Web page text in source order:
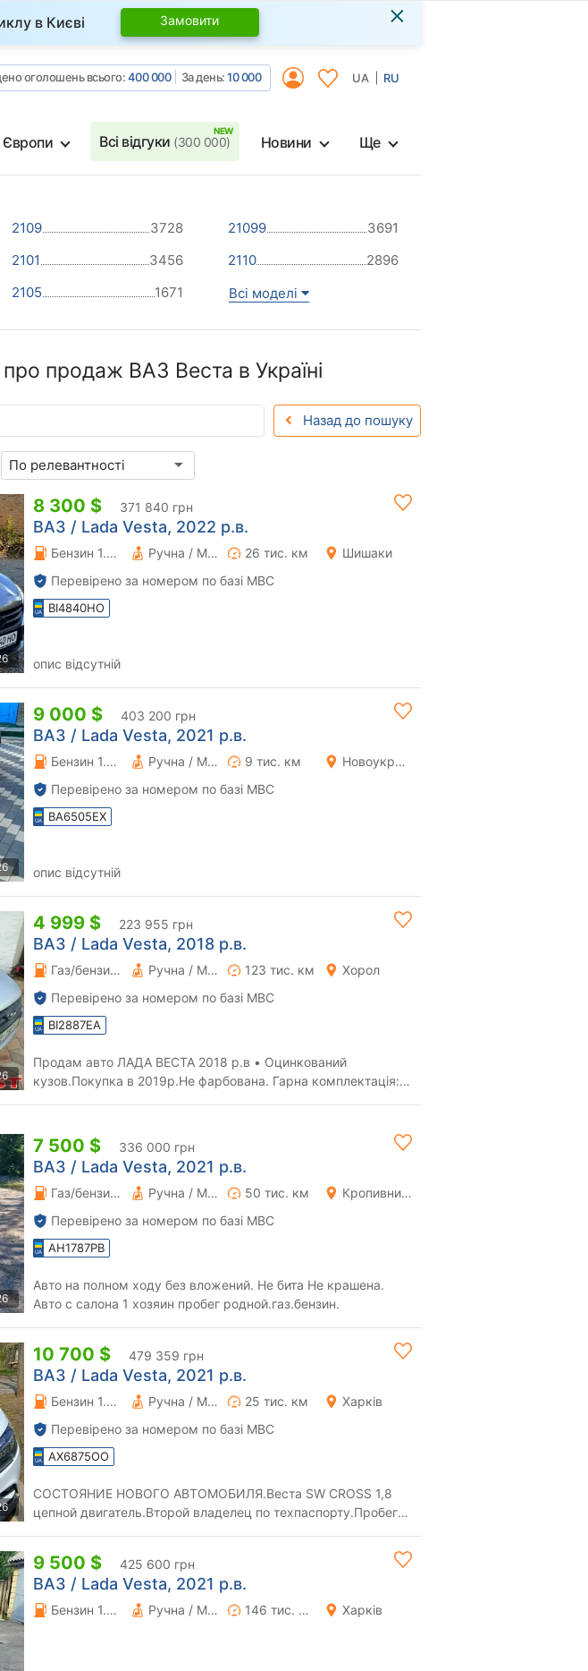
в Києві Замовити ×
оголошень всього:400 000 За день:10 000 UA RU
Європи Всі відгуки (300 000) Новини Ще
2109 3728 21099
3691
2101 3456 2110
2896
2105 1671 Всі моделі
продаж ВАЗ Веста в Україні
Назад до пошуку
8 300 $ 371 840 грн
ВАЗ / Lada Vesta, 2022 р.в.
Бензин 1.6 л. Ручна / Механіка 26 тис. км
Шишаки
Перевірено за номером по базі МВС
BI4840HO
опис відсутній
9 000 $ 403 200 грн
ВАЗ / Lada Vesta, 2021 р.в.
Бензин 1.6 л. Ручна / Механіка 9 тис. км
Новоукраїнка
Перевірено за номером по базі МВС
BA6505EX
опис відсутній
4 999 $ 223 955 грн
ВАЗ / Lada Vesta, 2018 р.в.
Газ/бензин 1.6 л. Ручна / Механіка 123 тис. км
Хорол
Перевірено за номером по базі МВС
BI2887EA
Продам авто ЛАДА ВЕСТА 2018 р.в • Оцинкований
кузов.Покупка в 2019р.Не фарбована. Гарна комплектація:
7 500 $ 336 000 грн
ВАЗ / Lada Vesta, 2021 р.в.
Газ/бензин 1.6 л. Ручна / Механіка 50 тис. км
Кропивницький (Кіровоград)
Перевірено за номером по базі МВС
AH1787PB
Авто на полном ходу без вложений. Не бита Не крашена.
Авто с салона 1 хозяин пробег родной.газ.бензин.
10 700 $ 479 359 грн
ВАЗ / Lada Vesta, 2021 р.в.
Бензин 1.8 л. Ручна / Механіка 25 тис. км
Харків
Перевірено за номером по базі МВС
AX6875OO
СОСТОЯНИЕ НОВОГО АВТОМОБИЛЯ.Веста SW CROSS 1,8
цепной двигатель.Второй владелец по техпаспорту.Пробег
9 500 $ 425 600 грн
ВАЗ / Lada Vesta, 2021 р.в.
Бензин 1.8 л. Ручна / Механіка 146 тис. км Харків